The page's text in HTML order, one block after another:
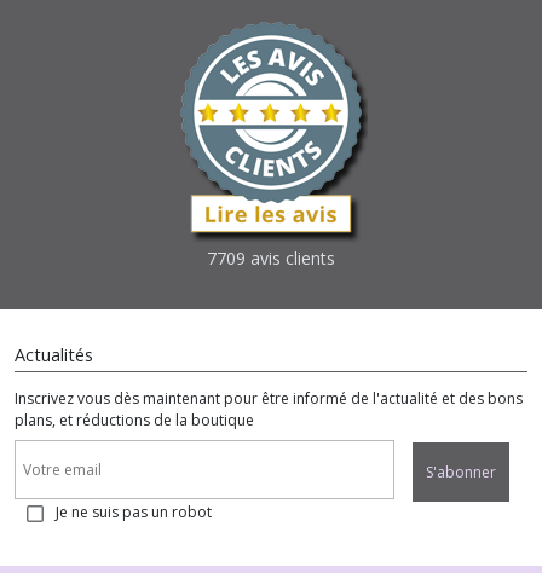
7709 avis clients
Actualités
Inscrivez vous dès maintenant pour être informé de l'actualité et des bons
plans, et réductions de la boutique
S'abonner
Je ne suis pas un robot